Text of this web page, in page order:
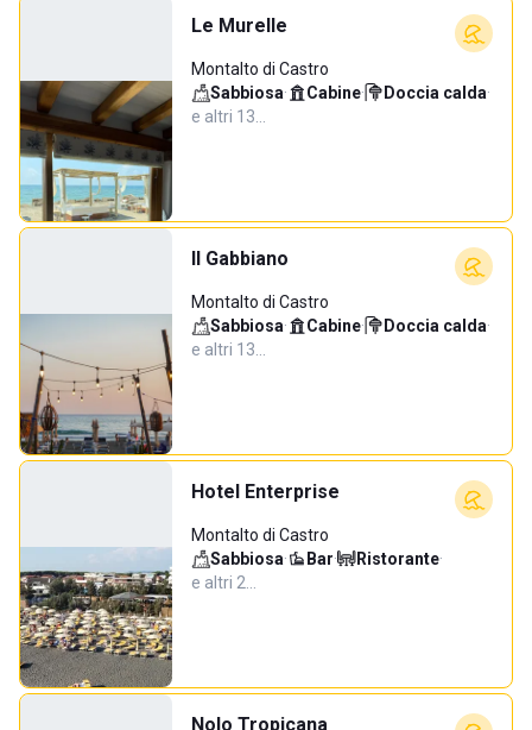
Le Murelle
Montalto di Castro
Sabbiosa· Cabine· Doccia calda·
e altri 13…
Il Gabbiano
Montalto di Castro
Sabbiosa· Cabine· Doccia calda·
e altri 13…
Hotel Enterprise
Montalto di Castro
Sabbiosa· Bar· Ristorante·
e altri 2…
Nolo Tropicana